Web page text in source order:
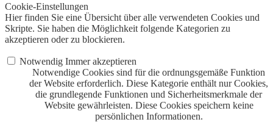
Cookie-Einstellungen
Hier finden Sie eine Übersicht über alle verwendeten Cookies und
Skripte. Sie haben die Möglichkeit folgende Kategorien zu
akzeptieren oder zu blockieren.
Notwendig Immer akzeptieren
Notwendige Cookies sind für die ordnungsgemäße Funktion
der Website erforderlich. Diese Kategorie enthält nur Cookies,
die grundlegende Funktionen und Sicherheitsmerkmale der
Website gewährleisten. Diese Cookies speichern keine
persönlichen Informationen.